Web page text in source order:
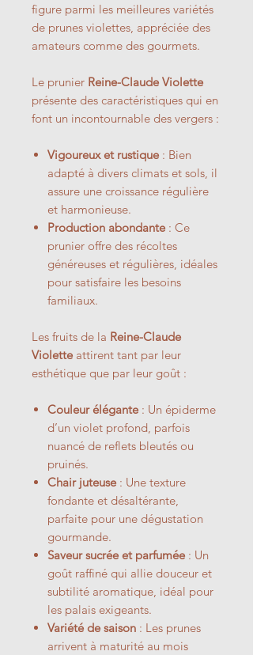
figure parmi les meilleures variétés
de prunes violettes, appréciée des
amateurs comme des gourmets.
Le prunier Reine-Claude Violette
présente des caractéristiques qui en
font un incontournable des vergers :
Vigoureux et rustique : Bien
adapté à divers climats et sols, il
assure une croissance régulière
et harmonieuse.
Production abondante : Ce
prunier offre des récoltes
généreuses et régulières, idéales
pour satisfaire les besoins
familiaux.
Les fruits de la Reine-Claude
Violette attirent tant par leur
esthétique que par leur goût :
Couleur élégante : Un épiderme
d’un violet profond, parfois
nuancé de reflets bleutés ou
pruinés.
Chair juteuse : Une texture
fondante et désaltérante,
parfaite pour une dégustation
gourmande.
Saveur sucrée et parfumée : Un
goût raffiné qui allie douceur et
subtilité aromatique, idéal pour
les palais exigeants.
Variété de saison : Les prunes
arrivent à maturité au mois